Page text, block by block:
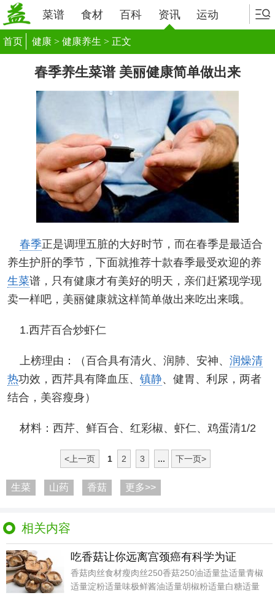
菜谱 食材 百科 资讯 运动
首页 健康 > 健康养生 > 正文
春季养生菜谱 美丽健康简单做出来
春季正是调理五脏的大好时节，而在春季是最适合
养生护肝的季节，下面就推荐十款春季最受欢迎的养
生菜谱，只有健康才有美好的明天，亲们赶紧现学现
卖一样吧，美丽健康就这样简单做出来吃出来哦。
1.西芹百合炒虾仁
上榜理由：（百合具有清火、润肺、安神、 润燥清
热功效，西芹具有降血压、 镇静、健胃、利尿，两者
结合，美容瘦身）
材料：西芹、鲜百合、红彩椒、虾仁、鸡蛋清1/2
<上一页 1 2 3 ... 下一页>
生菜 山药 香菇 更多>>
相关内容
吃香菇让你远离宫颈癌有科学为证
香菇肉丝食材瘦肉丝250香菇250油适量盐适量青椒
适量淀粉适量味极鲜酱油适量胡椒粉适量白糖适量